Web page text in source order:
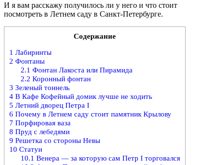
И я вам расскажу получилось ли у него и что стоит
посмотреть в Летнем саду в Санкт-Петербурге.
Содержание
1 Лабиринты
2 Фонтаны
2.1 Фонтан Лакоста или Пирамида
2.2 Коронный фонтан
3 Зеленый тоннель
4 В Кафе Кофейный домик лучше не ходить
5 Летний дворец Петра I
6 Почему в Летнем саду стоит памятник Крылову
7 Порфировая ваза
8 Пруд с лебедями
9 Решетка со стороны Невы
10 Статуи
10.1 Венера — за которую сам Петр I торговался